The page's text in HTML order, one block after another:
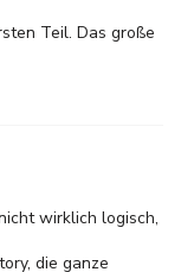
Teil. Das große
wirklich logisch,
die ganze